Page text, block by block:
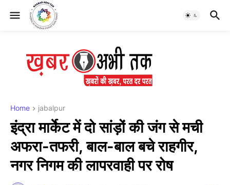
Home jabalpur
इंद्रा मार्केट में दो सांड़ों की जंग से मची
अफरा-तफरी, बाल-बाल बचे राहगीर,
नगर निगम की लापरवाही पर रोष